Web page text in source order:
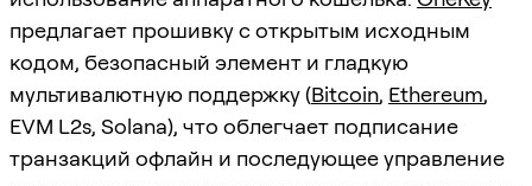
предлагает прошивку с открытым исходным
кодом, безопасный элемент и гладкую
мультивалютную поддержку (Bitcoin, Ethereum,
EVM L2s, Solana), что облегчает подписание
транзакций офлайн и последующее управление